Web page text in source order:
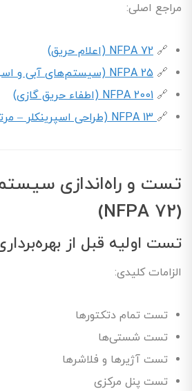
مراجع اصلی:
🔗 NFPA 72 (اعلام حریق)
🔗 NFPA 25 (سیستم‌های آبی و اسپرینکلر)
🔗 NFPA 2001 (اطفاء حریق گازی)
🔗 NFPA 13 (طراحی اسپرینکلر – مرتبط با تست)
تست و راه‌اندازی
(NFPA 72)
تست اولیه قبل از
الزامات کلیدی:
تست تمام دتکتورها
تست شستی‌ها
تست آژیرها و فلاشرها
تست پنل مرکزی